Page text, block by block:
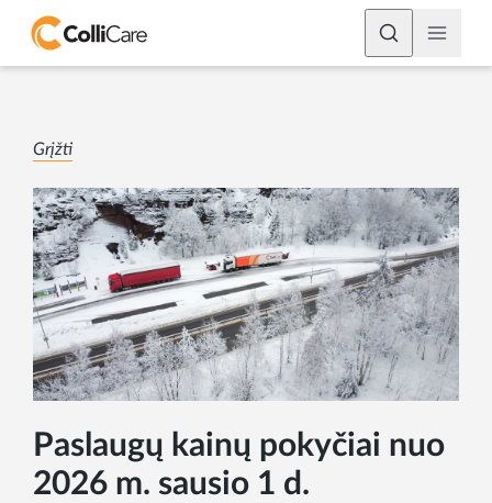
Grįžti
Paslaugų kainų pokyčiai nuo
2026 m. sausio 1 d.